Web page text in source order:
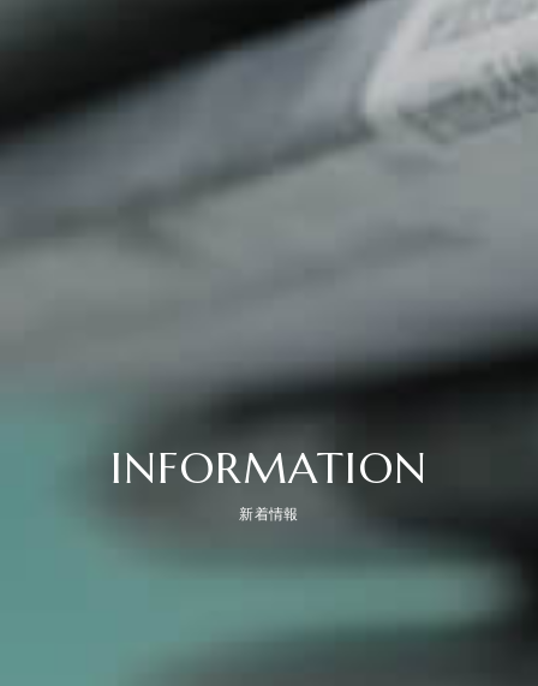
INFORMATION
新着情報